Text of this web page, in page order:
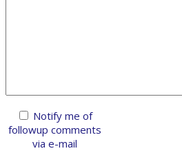
Notify me of
followup comments
via e-mail